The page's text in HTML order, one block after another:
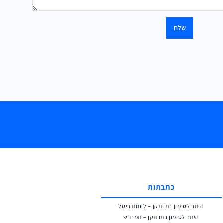
כתבתות
היתר לסימון בתו תקן – לוחות ריטל
היתר לסימון בתו תקן – תמח”ש